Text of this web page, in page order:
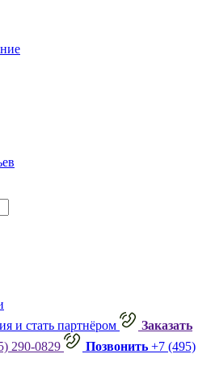
и стать партнёром
Заказать
290-0829 Позвонить +7 (495)